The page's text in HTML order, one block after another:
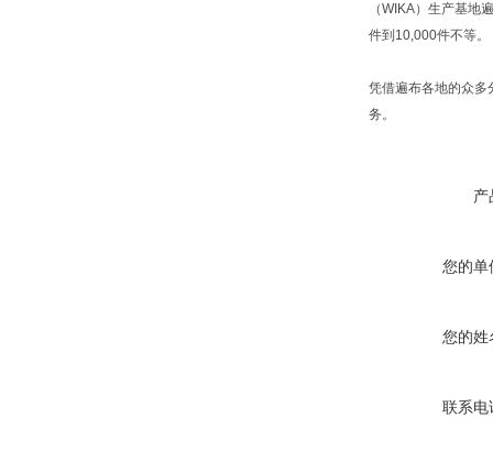
（WIKA）生产基
件到10,000件不等。
凭借遍布各地的众多
务。
产
您的单
您的姓
联系电